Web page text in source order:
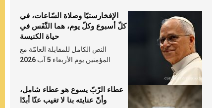
الإفخارستيّا وصلاة السّاعات، في
كلّ أسبوع وكلّ يوم، هما النَّفَس في
حياة الكنيسة
النص الكامل للمقابلة العامّة مع
المؤمنين يوم الأربعاء 5 آب 2026
عطاء الرّبّ يسوع هو عطاء شامل،
وأنّ عنايته بنا لا تغيب عنّا أبدًا